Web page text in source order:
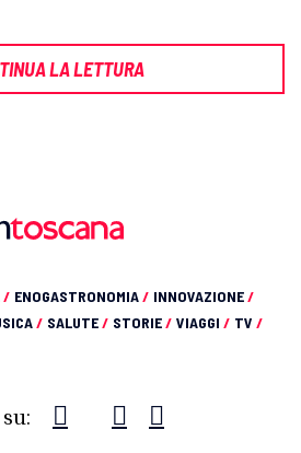
LA LETTURA
/ ENOGASTRONOMIA/ INNOVAZIONE/
/ SALUTE/ STORIE/ VIAGGI / TV /